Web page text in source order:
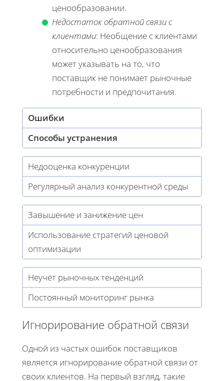
ценообразовании.
Недостаток обратной связи с
клиентами: Необщение с клиентами
относительно ценообразования
может указывать на то, что
поставщик не понимает рыночные
потребности и предпочитания.
Ошибки
Способы устранения
Недооценка конкуренции
Регулярный анализ конкурентной среды
Завышение и занижение цен
Использование стратегий ценовой
оптимизации
Неучёт рыночных тенденций
Постоянный мониторинг рынка
Игнорирование обратной связи
Одной из частых ошибок поставщиков
является игнорирование обратной связи от
своих клиентов. На первый взгляд, такие